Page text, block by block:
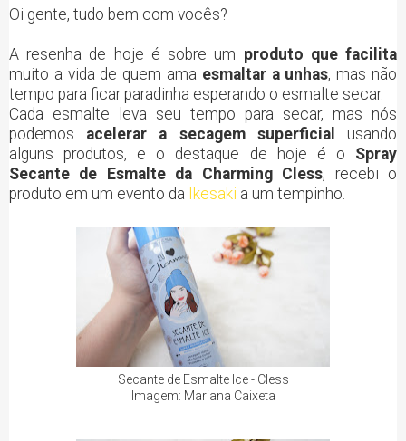
Oi gente, tudo bem com vocês?
A resenha de hoje é sobre um produto que facilita
muito a vida de quem ama esmaltar a unhas, mas não
tempo para ficar paradinha esperando o esmalte secar.
Cada esmalte leva seu tempo para secar, mas nós
podemos acelerar a secagem superficial usando
alguns produtos, e o destaque de hoje é o Spray
Secante de Esmalte da Charming Cless, recebi o
produto em um evento da Ikesaki a um tempinho.
Secante de Esmalte Ice - Cless
Imagem: Mariana Caixeta